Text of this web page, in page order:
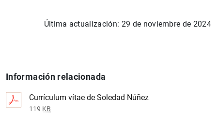
Última actualización: 29 de noviembre de 2024
Información relacionada
Currículum vítae de Soledad Núñez
119 KB